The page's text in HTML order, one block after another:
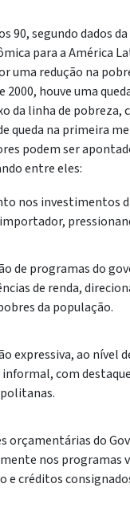
90, segundo dados da
para a América
uma redução na
2000, houve uma
da linha de pobreza,
queda na primeira
podem ser
entre eles:
nos investimentos
de programas do
de renda,
da população.
expressiva, ao nível
com
orçamentárias do
nos programas
e créditos